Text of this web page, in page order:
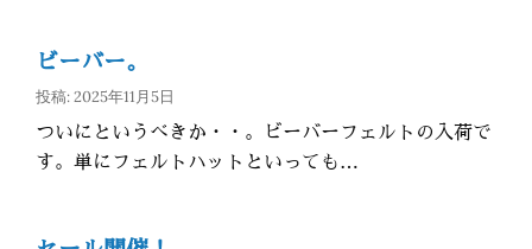
ビーバー。
投稿: 2025年11月5日
ついにというべきか・・。ビーバーフェルトの入荷で
す。単にフェルトハットといっても…